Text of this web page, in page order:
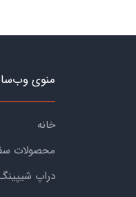
منوی
خانه
محصولات
دراپ